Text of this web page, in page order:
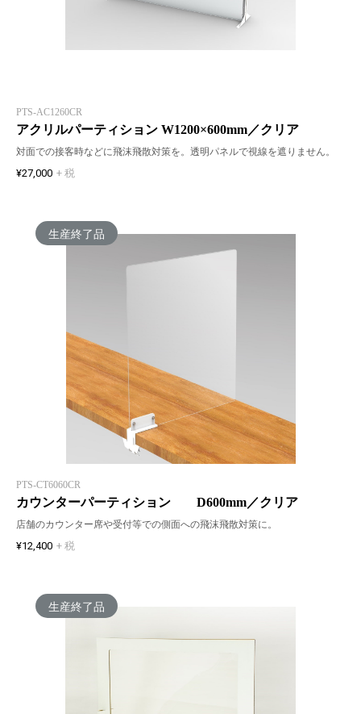
PTS-AC1260CR
アクリルパーティション W1200×600mm／クリア
対面での接客時などに飛沫飛散対策を。透明パネルで視線を遮りません。
¥27,000 + 税
生産終了品
PTS-CT6060CR
カウンターパーティション D600mm／クリア
店舗のカウンター席や受付等での側面への飛沫飛散対策に。
¥12,400 + 税
生産終了品